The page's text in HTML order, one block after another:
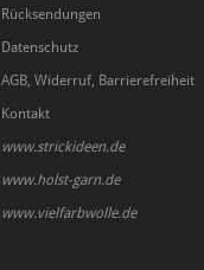
Rücksendungen
Datenschutz
AGB, Widerruf, Barrierefreiheit
Kontakt
www.strickideen.de
www.holst-garn.de
www.vielfarbwolle.de